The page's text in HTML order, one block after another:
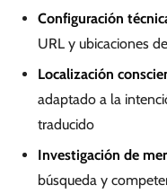
Configuración
URL y ubicaciones
Localización
adaptado a la
traducido
Investigación de
búsqueda y